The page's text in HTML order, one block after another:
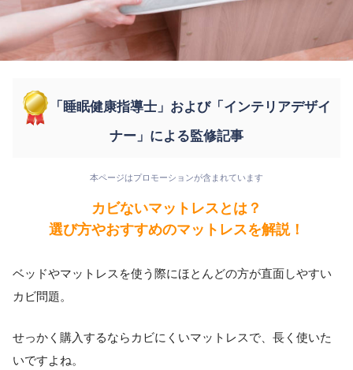
「睡眠健康指導士」および「インテリアデザイ
ナー」による監修記事
本ページはプロモーションが含まれています
カビないマットレスとは？
選び方やおすすめのマットレスを解説！
ベッドやマットレスを使う際にほとんどの方が直面しやすい
カビ問題。
せっかく購入するならカビにくいマットレスで、長く使いた
いですよね。